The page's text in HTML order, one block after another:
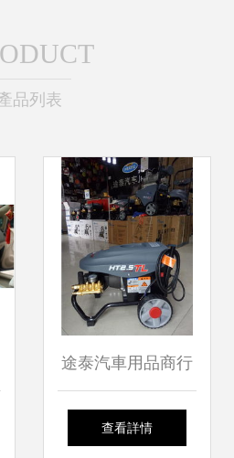
品列表
途泰汽車用品商行
提醒 教你去除車內
查看詳情